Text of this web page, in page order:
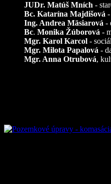
JUDr. Matúš Mních -
Bc. Katarína Majdišová
Ing. Andrea Mäsiarová -
Bc. Monika Žúborová -
Mgr. Karol Karcol -
Mgr. Milota Papalová -
Mgr. Anna Otrubová,